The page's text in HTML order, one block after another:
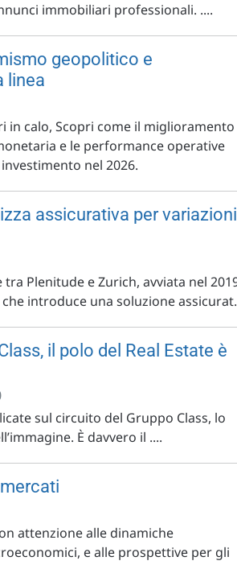
immobiliari professionali. ....
geopolitico e
linea
in calo, Scopri come il miglioramento
e le performance operative
nel 2026.
assicurativa per variazioni
Plenitude e Zurich, avviata nel
introduce una soluzione
il polo del Real Estate è
sul circuito del Gruppo Class, lo
È davvero il ....
attenzione alle dinamiche
e alle prospettive per gli